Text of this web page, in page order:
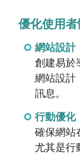
優化使用者
網站設計
創建易於
網站設計
訊息。
行動優化
確保網站
尤其是行